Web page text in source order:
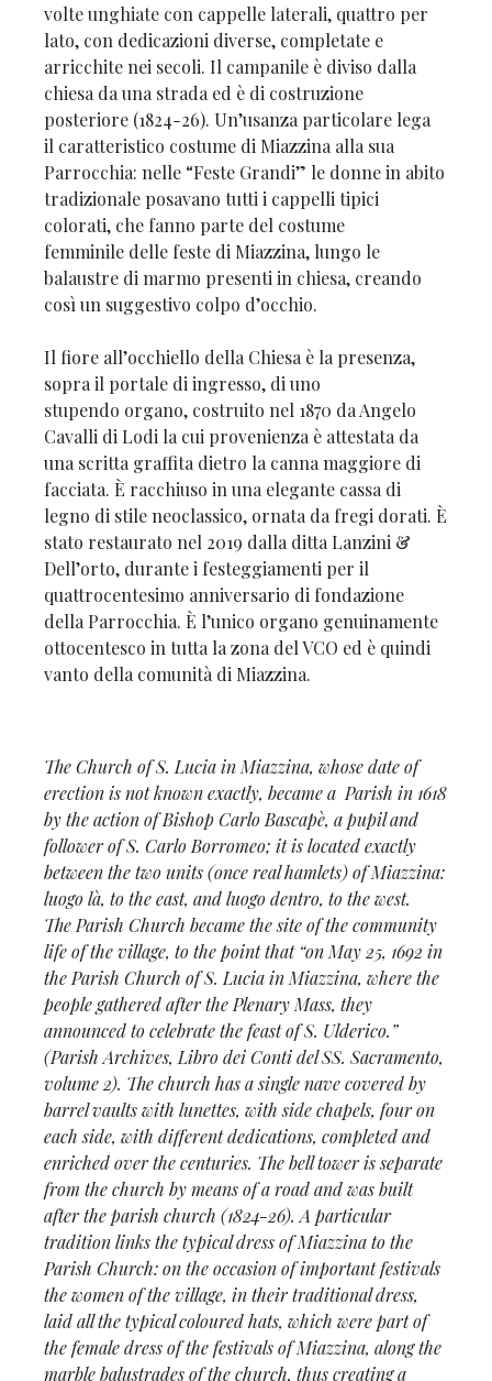
volte unghiate con cappelle laterali, quattro per
lato, con dedicazioni diverse, completate e
arricchite nei secoli. Il campanile è diviso dalla
chiesa da una strada ed è di costruzione
posteriore (1824-26). Un’usanza particolare lega
il caratteristico costume di Miazzina alla sua
Parrocchia: nelle “Feste Grandi” le donne in abito
tradizionale posavano tutti i cappelli tipici
colorati, che fanno parte del costume
femminile delle feste di Miazzina, lungo le
balaustre di marmo presenti in chiesa, creando
così un suggestivo colpo d’occhio.
Il fiore all’occhiello della Chiesa è la presenza,
sopra il portale di ingresso, di uno
stupendo organo, costruito nel 1870 da Angelo
Cavalli di Lodi la cui provenienza è attestata da
una scritta graffita dietro la canna maggiore di
facciata. È racchiuso in una elegante cassa di
legno di stile neoclassico, ornata da fregi dorati. È
stato restaurato nel 2019 dalla ditta Lanzini &
Dell’orto, durante i festeggiamenti per il
quattrocentesimo anniversario di fondazione
della Parrocchia. È l’unico organo genuinamente
ottocentesco in tutta la zona del VCO ed è quindi
vanto della comunità di Miazzina.
The Church of S. Lucia in Miazzina, whose date of
erection is not known exactly, became a Parish in 1618
by the action of Bishop Carlo Bascapè, a pupil and
follower of S. Carlo Borromeo; it is located exactly
between the two units (once real hamlets) of Miazzina:
luogo là, to the east, andluogo dentro, to the west.
The Parish Church became the site of the community
life of the village, to the point that “on May 25, 1692 in
the Parish Church of S. Lucia in Miazzina, where the
people gathered after the Plenary Mass, they
announced to celebrate the feast of S. Ulderico.”
(Parish Archives, Libro dei Conti del SS. Sacramento,
volume 2). The church has a single nave covered by
barrel vaults with lunettes, with side chapels, four on
each side, with different dedications, completed and
enriched over the centuries. The bell tower is separate
from the church by means of a road and was built
after the parish church (1824-26). A particular
tradition links the typical dress of Miazzina to the
Parish Church: on the occasion of important festivals
the women of the village, in their traditional dress,
laid all the typical coloured hats, which were part of
the female dress of the festivals of Miazzina, along the
marble balustrades of the church, thus creating a